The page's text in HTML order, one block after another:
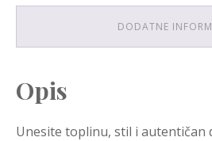
DODATNE
Opis
Unesite toplinu, stil i autentičan